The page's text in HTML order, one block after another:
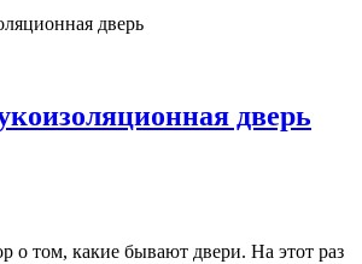
дверь
о том, какие бывают двери. На этот раз